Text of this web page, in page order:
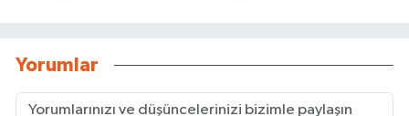
Yorumlar